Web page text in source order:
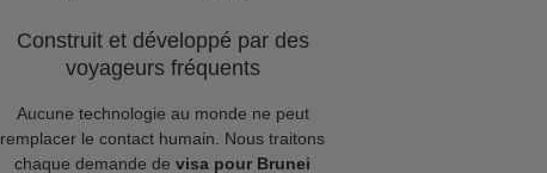
Construit et développé par des
voyageurs fréquents
Aucune technologie au monde ne peut
remplacer le contact humain. Nous traitons
chaque demande de visa pour Brunei